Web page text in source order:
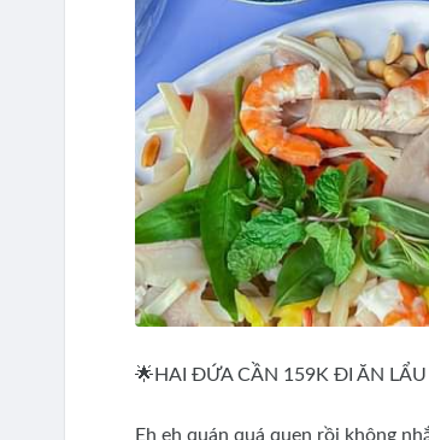
🌟HAI ĐỨA CẦN 159K ĐI ĂN LẨU
Eh eh quán quá quen rồi không